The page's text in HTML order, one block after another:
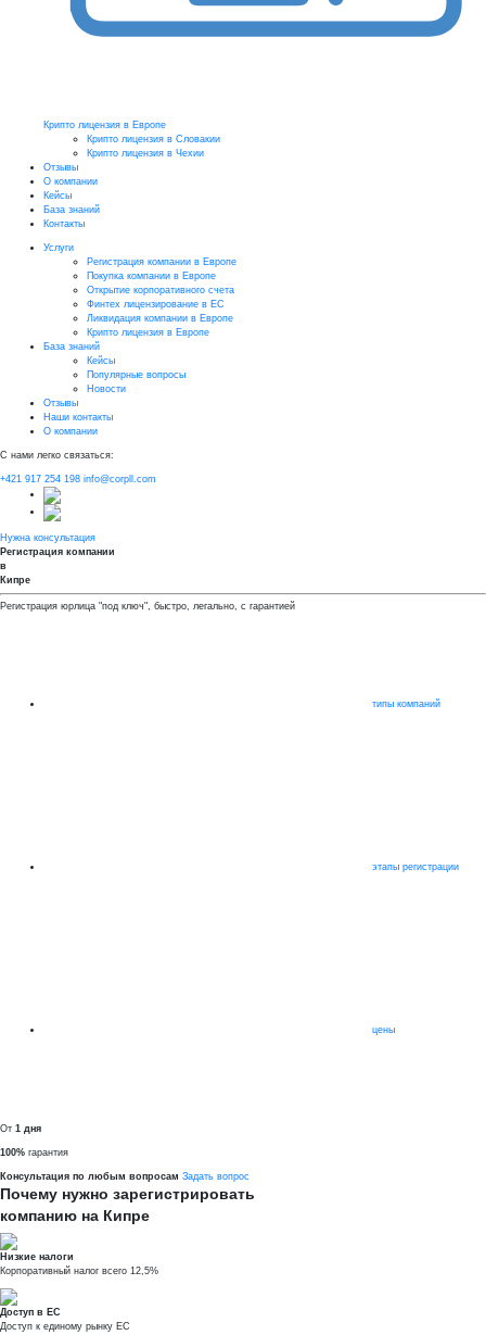
Крипто лицензия в Европе
Крипто лицензия в Словакии
Крипто лицензия в Чехии
Отзывы
О компании
Кейсы
База знаний
Контакты
Услуги
Регистрация компании в Европе
Покупка компании в Европе
Открытие корпоративного счета
Финтех лицензирование в ЕС
Ликвидация компании в Европе
Крипто лицензия в Европе
База знаний
Кейсы
Популярные вопросы
Новости
Отзывы
Наши контакты
О компании
С нами легко связаться:
+421 917 254 198 info@corpll.com
Нужна консультация
Регистрация компании
в
Кипре
Регистрация юрлица "под ключ", быстро, легально, с гарантией
типы компаний
этапы регистрации
цены
От 1 дня
100% гарантия
Консультация по любым вопросам Задать вопрос
Почему нужно зарегистрировать
компанию на Кипре
Низкие налоги
Корпоративный налог всего 12,5%
Доступ в ЕС
Доступ к единому рынку ЕС